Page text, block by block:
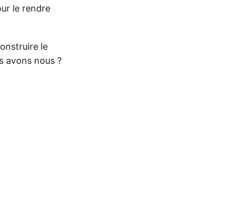
le rendre
le
avons nous ?